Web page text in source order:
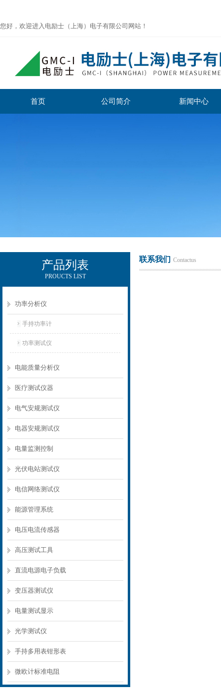
您好，欢迎进入电励士（上海）电子有限公司网站！
首页 公司简介 新闻中心
产品列表
PROUCTS LIST
功率分析仪
手持功率计
功率测试仪
电能质量分析仪
医疗测试仪器
电气安规测试仪
电器安规测试仪
电量监测控制
光伏电站测试仪
电信网络测试仪
能源管理系统
电压电流传感器
高压测试工具
直流电源电子负载
变压器测试仪
电量测试显示
光学测试仪
手持多用表钳形表
微欧计标准电阻
联系我们 Contactus